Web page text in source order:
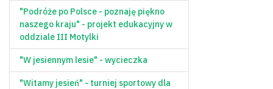
"Podróże po Polsce - poznaję piękno
naszego kraju" - projekt edukacyjny w
oddziale III Motylki
"W jesiennym lesie" - wycieczka
"Witamy jesień" - turniej sportowy dla